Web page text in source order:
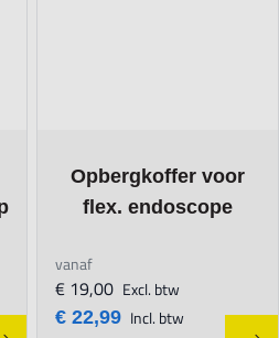
chosen on the product page
Opbergkoffer voor
flex. endoscope
The price depends on the
vanaf
€ 22,99 Incl. btw
€ 19,00 Excl. btw